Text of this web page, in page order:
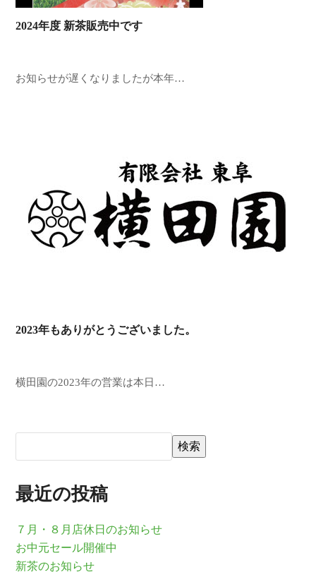
2024年度 新茶販売中です
お知らせが遅くなりましたが本年…
2023年もありがとうございました。
横田園の2023年の営業は本日…
検索
最近の投稿
７月・８月店休日のお知らせ
お中元セール開催中
新茶のお知らせ